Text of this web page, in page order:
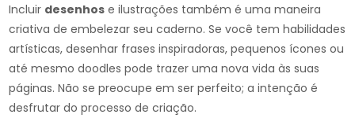
Incluir desenhos e ilustrações também é uma maneira
criativa de embelezar seu caderno. Se você tem habilidades
artísticas, desenhar frases inspiradoras, pequenos ícones ou
até mesmo doodles pode trazer uma nova vida às suas
páginas. Não se preocupe em ser perfeito; a intenção é
desfrutar do processo de criação.